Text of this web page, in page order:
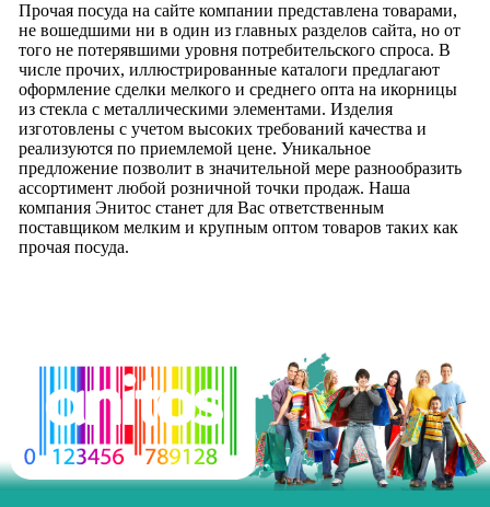
Прочая посуда на сайте компании представлена товарами,
не вошедшими ни в один из главных разделов сайта, но от
того не потерявшими уровня потребительского спроса. В
числе прочих, иллюстрированные каталоги предлагают
оформление сделки мелкого и среднего опта на икорницы
из стекла с металлическими элементами. Изделия
изготовлены с учетом высоких требований качества и
реализуются по приемлемой цене. Уникальное
предложение позволит в значительной мере разнообразить
ассортимент любой розничной точки продаж. Наша
компания Энитос станет для Вас ответственным
поставщиком мелким и крупным оптом товаров таких как
прочая посуда.